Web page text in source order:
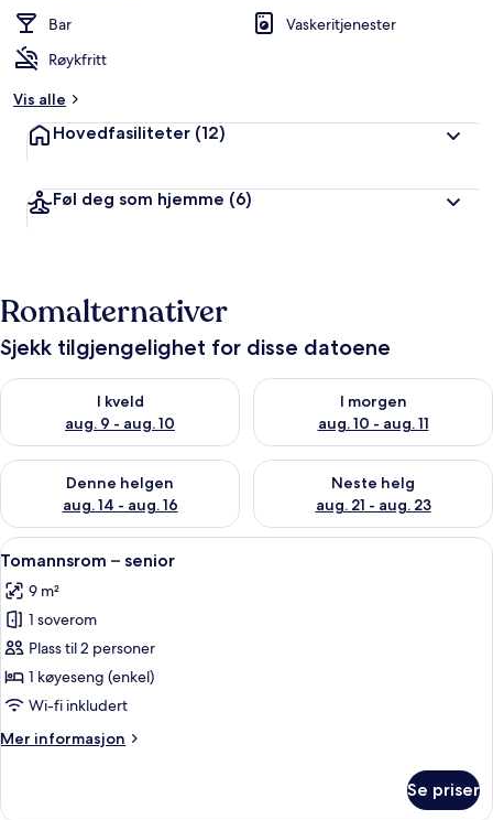
Bar
Vaskeritjenester
Røykfritt
Vis alle
Hovedfasiliteter (12)
Føl deg som hjemme (6)
Romalternativer
Sjekk tilgjengelighet for disse datoene
I kveld
aug. 9 - aug. 10
Sjekk tilgjengelighet for i kveld, aug. 9 - aug. 10
I morgen
aug. 10 - aug. 11
Sjekk tilgjengelighet for i
Denne helgen
aug. 14 - aug. 16
Sjekk tilgjengelighet for denne helgen, aug. 14 - aug. 16
Neste helg
aug. 21 - aug. 23
Sjekk tilgjengelighet for
Åpne
alle
bildene
av
Tomannsrom
–
senior
Tomannsrom – senior | Sengetøy
4
Tomannsrom – senior
9 m²
1 soverom
Plass til 2 personer
1 køyeseng (enkel)
Wi-fi inkludert
Mer informasjon
Mer
Se priser